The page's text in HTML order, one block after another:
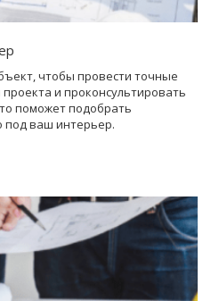
чтобы провести точные
и проконсультировать
поможет подобрать
под ваш интерьер.